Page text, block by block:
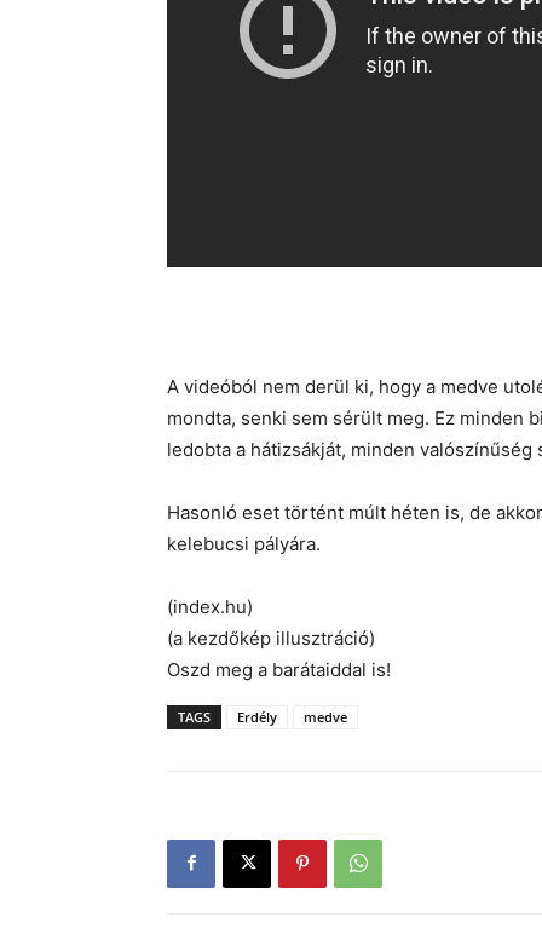
A videóból nem derül ki, hogy a medve
mondta, senki sem sérült meg. Ez minden
ledobta a hátizsákját, minden
Hasonló eset történt múlt héten is, de
kelebucsi pályára.
(index.hu)
(a kezdőkép illusztráció)
Oszd meg a barátaiddal is!
TAGS Erdély medve